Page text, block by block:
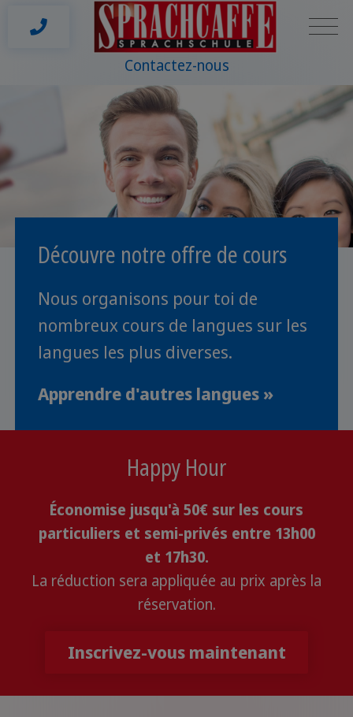
Contactez-nous
Découvre notre offre de cours
Nous organisons pour toi de
nombreux cours de langues sur les
langues les plus diverses.
Apprendre d'autres langues »
Happy Hour
Économise jusqu'à 50€ sur les cours
particuliers et semi-privés entre 13h00
et 17h30.
La réduction sera appliquée au prix après la
réservation.
Inscrivez-vous maintenant